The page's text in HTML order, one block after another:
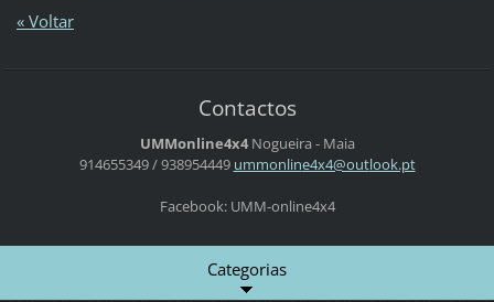
« Voltar
Contactos
UMMonline4x4 Nogueira - Maia
914655349 / 938954449 ummonline4x4@outlook.pt
Facebook: UMM-online4x4
Categorias